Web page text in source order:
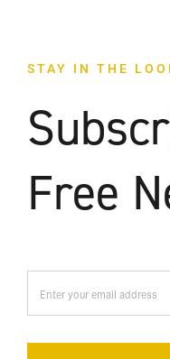
STAY IN THE
Free